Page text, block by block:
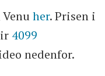
her. Prisen i
4099
nedenfor.